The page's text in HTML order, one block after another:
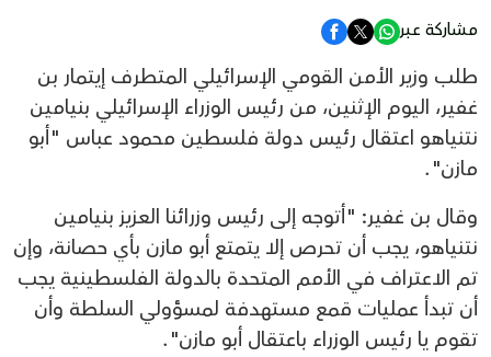
مشاركة عبر
طلب وزير الأمن القومي الإسرائيلي المتطرف إيتمار بن
غفير، اليوم الإثنين، من رئيس الوزراء الإسرائيلي بنيامين
نتنياهو اعتقال رئيس دولة فلسطين محمود عباس "أبو
مازن".
وقال بن غفير: "أتوجه إلى رئيس وزرائنا العزيز بنيامين
نتنياهو، يجب أن تحرص إلا يتمتع أبو مازن بأي حصانة، وإن
تم الاعتراف في الأمم المتحدة بالدولة الفلسطينية يجب
أن تبدأ عمليات قمع مستهدفة لمسؤولي السلطة وأن
تقوم يا رئيس الوزراء باعتقال أبو مازن".